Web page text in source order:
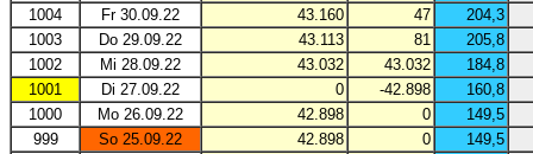
1004
Fr 30.09.22 43.160 47
204,3
1003
Do 29.09.22 43.113 81
205,8
1002
Mi 28.09.22 43.032 43.032
184,8
1001
Di 27.09.22 0 -42.898
160,8
1000
Mo 26.09.22 42.898 0
149,5
999
So 25.09.22 42.898 0
149,5